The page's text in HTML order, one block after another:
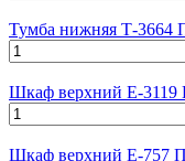
Тумба нижняя Т-3664
Шкаф верхний Е-3119
Шкаф верхний Е-757